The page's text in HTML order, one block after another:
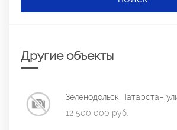
Другие объекты
Зеленодольск, Татарстан
12 500 000 руб.